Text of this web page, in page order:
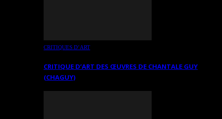
CRITIQUES D’ART
CRITIQUE D’ART DES ŒUVRES DE CHANTALE GUY
(CHAGUY)